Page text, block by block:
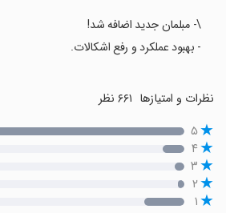
\- مبلمان جدید اضافه شد!
- بهبود عملکرد و رفع اشکالات.
نظرات و امتیازها
۵
۴
۳
۲
۱